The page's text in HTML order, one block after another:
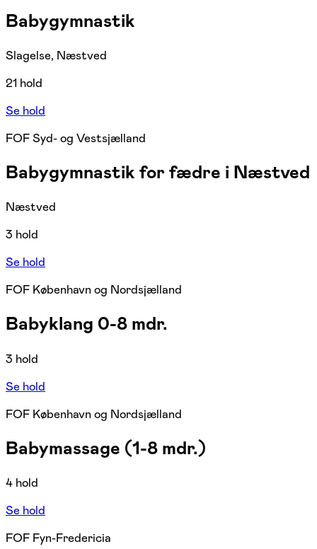
Babygymnastik
Slagelse, Næstved
21 hold
Se hold
FOF Syd- og Vestsjælland
Babygymnastik for fædre i Næstved
Næstved
3 hold
Se hold
FOF København og Nordsjælland
Babyklang 0-8 mdr.
3 hold
Se hold
FOF København og Nordsjælland
Babymassage (1-8 mdr.)
4 hold
Se hold
FOF Fyn-Fredericia